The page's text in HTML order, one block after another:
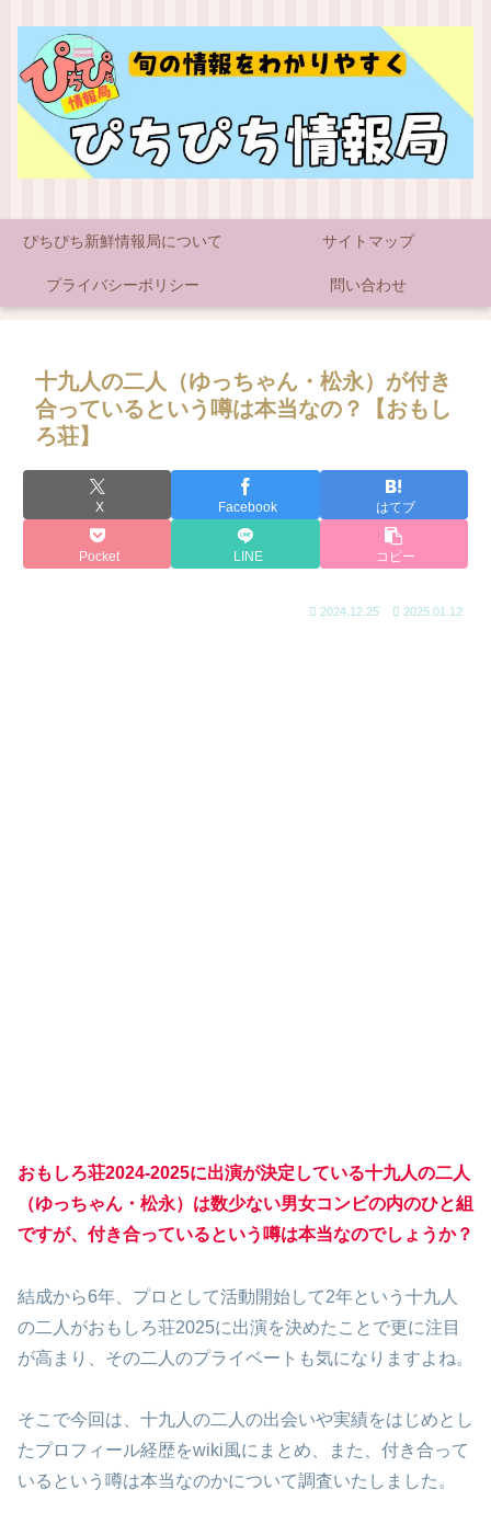
ぴちぴち新鮮情報局について サイトマップ
プライバシーポリシー 問い合わせ
十九人の二人（ゆっちゃん・松永）が付き
合っているという噂は本当なの？【おもし
ろ荘】
X Facebook はてブ
Pocket LINE コピー
2024.12.25 2025.01.12
おもしろ荘2024-2025に出演が決定している十九人の二人
（ゆっちゃん・松永）は数少ない男女コンビの内のひと組
ですが、付き合っているという噂は本当なのでしょうか？
結成から6年、プロとして活動開始して2年という十九人
の二人がおもしろ荘2025に出演を決めたことで更に注目
が高まり、その二人のプライベートも気になりますよね。
そこで今回は、十九人の二人の出会いや実績をはじめとし
たプロフィール経歴をwiki風にまとめ、また、付き合って
いるという噂は本当なのかについて調査いたしました。